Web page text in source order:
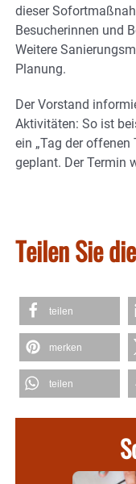
dieser
Besucherinnen und
Weitere
Planung.
Der Vorstand
Aktivitäten: So ist
ein „Tag der offenen
geplant. Der Termin
Teilen Sie
teilen
merken
teilen